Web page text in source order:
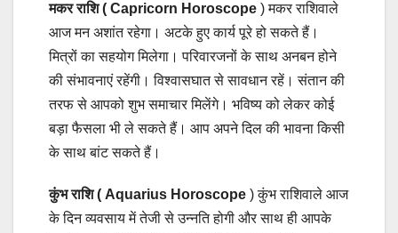
मकर राशि ( Capricorn Horoscope ) मकर राशिवाले
आज मन अशांत रहेगा। अटके हुए कार्य पूरे हो सकते हैं।
मित्रों का सहयोग मिलेगा। परिवारजनों के साथ अनबन होने
की संभावनाएं रहेंगी। विश्वासघात से सावधान रहें। संतान की
तरफ से आपको शुभ समाचार मिलेंगे। भविष्य को लेकर कोई
बड़ा फैसला भी ले सकते हैं। आप अपने दिल की भावना किसी
के साथ बांट सकते हैं।
कुंभ राशि ( Aquarius Horoscope ) कुंभ राशिवाले आज
के दिन व्यवसाय में तेजी से उन्नति होगी और साथ ही आपके